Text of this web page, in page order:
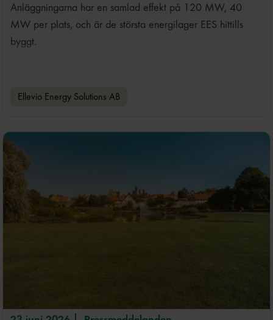
Anläggningarna har en samlad effekt på 120 MW, 40
MW per plats, och är de största energilager EES hittills
byggt.
Ellevio Energy Solutions AB